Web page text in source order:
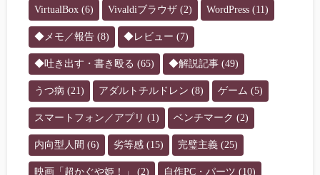
VirtualBox (6) Vivaldiブラウザ (2) WordPress (11)
◆メモ／報告 (8) ◆レビュー (7)
◆吐き出す・書き殴る (65) ◆解説記事 (49)
うつ病 (21) アダルトチルドレン (8) ゲーム (5)
スマートフォン／アプリ (1) ベンチマーク (2)
内向型人間 (6) 劣等感 (15) 完璧主義 (25)
映画「超かぐや姫！」 (2) 自作PC・パーツ (10)